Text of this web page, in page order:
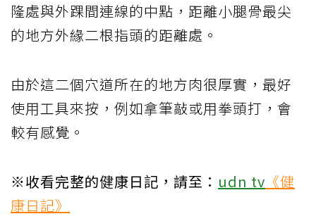
隆處與外踝間連線的中點，距離小腿骨最尖
的地方外緣二根指頭的距離處。
由於這二個穴道所在的地方肉很厚實，最好
使用工具來按，例如拿筆敲或用拳頭打，會
較有感覺。
※收看完整的健康日記，請至： udn tv 《健
康日記》